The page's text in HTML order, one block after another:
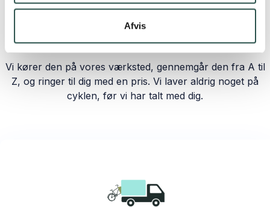
Afvis
din adresse
Vi kører den på vores værksted, gennemgår den fra A til
Z, og ringer til dig med en pris. Vi laver aldrig noget på
cyklen, før vi har talt med dig.